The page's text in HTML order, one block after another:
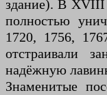
здание). В XVIII
полностью
1720, 1756,
отстраивали
надёжную
Знаменитые